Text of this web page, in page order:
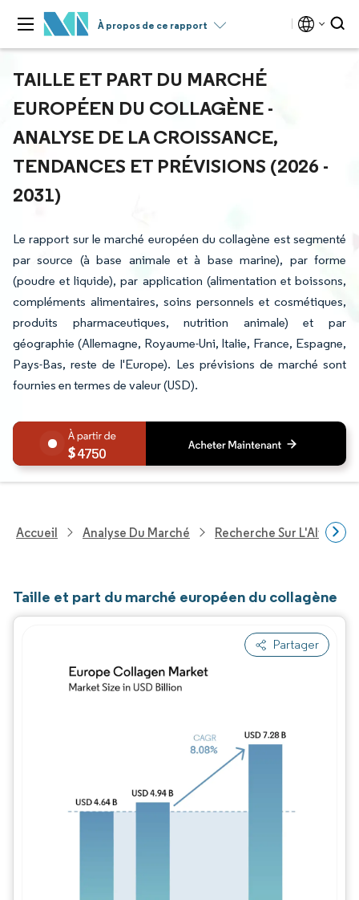
À propos de ce rapport
TAILLE ET PART DU MARCHÉ
EUROPÉEN DU COLLAGÈNE -
ANALYSE DE LA CROISSANCE,
TENDANCES ET PRÉVISIONS (2026 -
2031)
Le rapport sur le marché européen du collagène est segmenté
par source (à base animale et à base marine), par forme
(poudre et liquide), par application (alimentation et boissons,
compléments alimentaires, soins personnels et cosmétiques,
produits pharmaceutiques, nutrition animale) et par
géographie (Allemagne, Royaume-Uni, Italie, France, Espagne,
Pays-Bas, reste de l'Europe). Les prévisions de marché sont
fournies en termes de valeur (USD).
4750
Accueil Analyse Du Marché Recherche Sur
Taille et part du marché européen du collagène
Partager